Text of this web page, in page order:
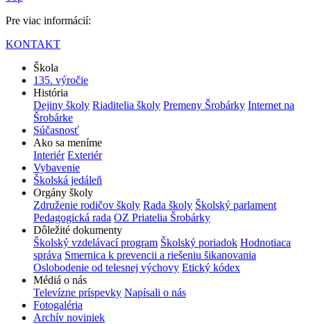
Pre viac informácií:
KONTAKT
Škola
135. výročie
História
Dejiny školy Riaditelia školy Premeny Šrobárky Internet na
Šrobárke
Súčasnosť
Ako sa meníme
Interiér Exteriér
Vybavenie
Školská jedáleň
Orgány školy
Združenie rodičov školy Rada školy Školský parlament
Pedagogická rada OZ Priatelia Šrobárky
Dôležité dokumenty
Školský vzdelávací program Školský poriadok Hodnotiaca
správa Smernica k prevencii a riešeniu šikanovania
Oslobodenie od telesnej výchovy Etický kódex
Médiá o nás
Televízne príspevky Napísali o nás
Fotogaléria
Archív noviniek